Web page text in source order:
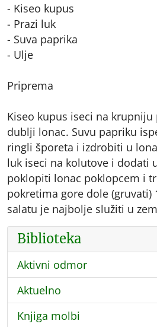
- Kiseo kupus
- Prazi luk
- Suva paprika
- Ulje
Priprema
Kiseo kupus iseci na
dublji lonac. Suvu papriku
ringli šporeta i izdrobiti u
luk iseci na kolutove i dodati
poklopiti lonac poklopcem i
pokretima gore dole (gruvati)
salatu je najbolje služiti u
Biblioteka
Aktivni odmor
Aktuelno
Knjiga molbi